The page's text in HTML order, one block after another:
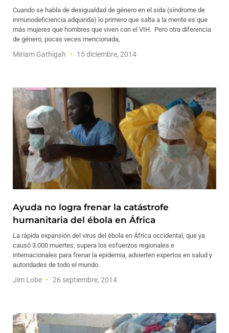
Cuando se habla de desigualdad de género en el sida (síndrome de
inmunodeficiencia adquirida) lo primero que salta a la mente es que
más mujeres que hombres que viven con el VIH. Pero otra diferencia
de género, pocas veces mencionada,
Miriam Gathigah 15 diciembre, 2014
Ayuda no logra frenar la catástrofe
humanitaria del ébola en África
La rápida expansión del virus del ébola en África occidental, que ya
causó 3.000 muertes, supera los esfuerzos regionales e
internacionales para frenar la epidemia, advierten expertos en salud y
autoridades de todo el mundo.
Jim Lobe 26 septiembre, 2014